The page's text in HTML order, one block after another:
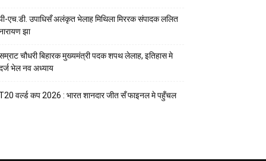
एच.डी. उपाधिसँ अलंकृत भेलाह मिथिला मिररक संपादक ललित
झा
चौधरी बिहारक मुख्यमंत्री पदक शपथ लेलाह, इतिहास मे
भेल नव अध्याय
वर्ल्ड कप 2026 : भारत शानदार जीत सँ फाइनल मे पहुँचल